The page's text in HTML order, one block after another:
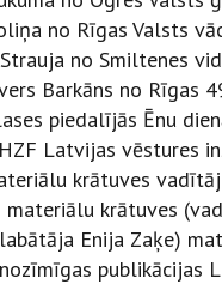
no Rīgas Valsts
no Smiltenes
Barkāns no Rīgas
piedalījās Ēnu
Latvijas vēstures
krātuves
materiālu krātuves
Enija Zaķe)
publikācijas